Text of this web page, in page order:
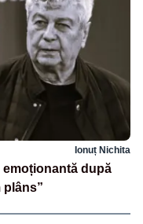
Ionuț Nichita
emoționantă după
plâns”